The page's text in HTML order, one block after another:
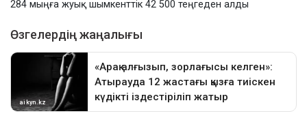
284 мыңға жуық шымкенттік 42 500 теңгеден алды